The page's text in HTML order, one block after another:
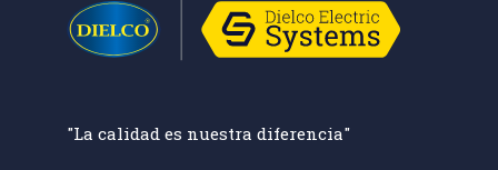
"La calidad es nuestra diferencia"